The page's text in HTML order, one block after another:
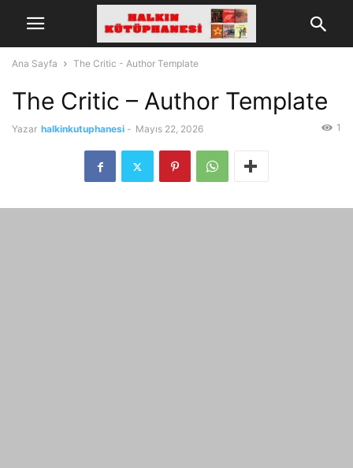
Ana Sayfa The Critic - Author Template
The Critic – Author Template
Yazar halkinkutuphanesi - Mayıs 22, 2026 1